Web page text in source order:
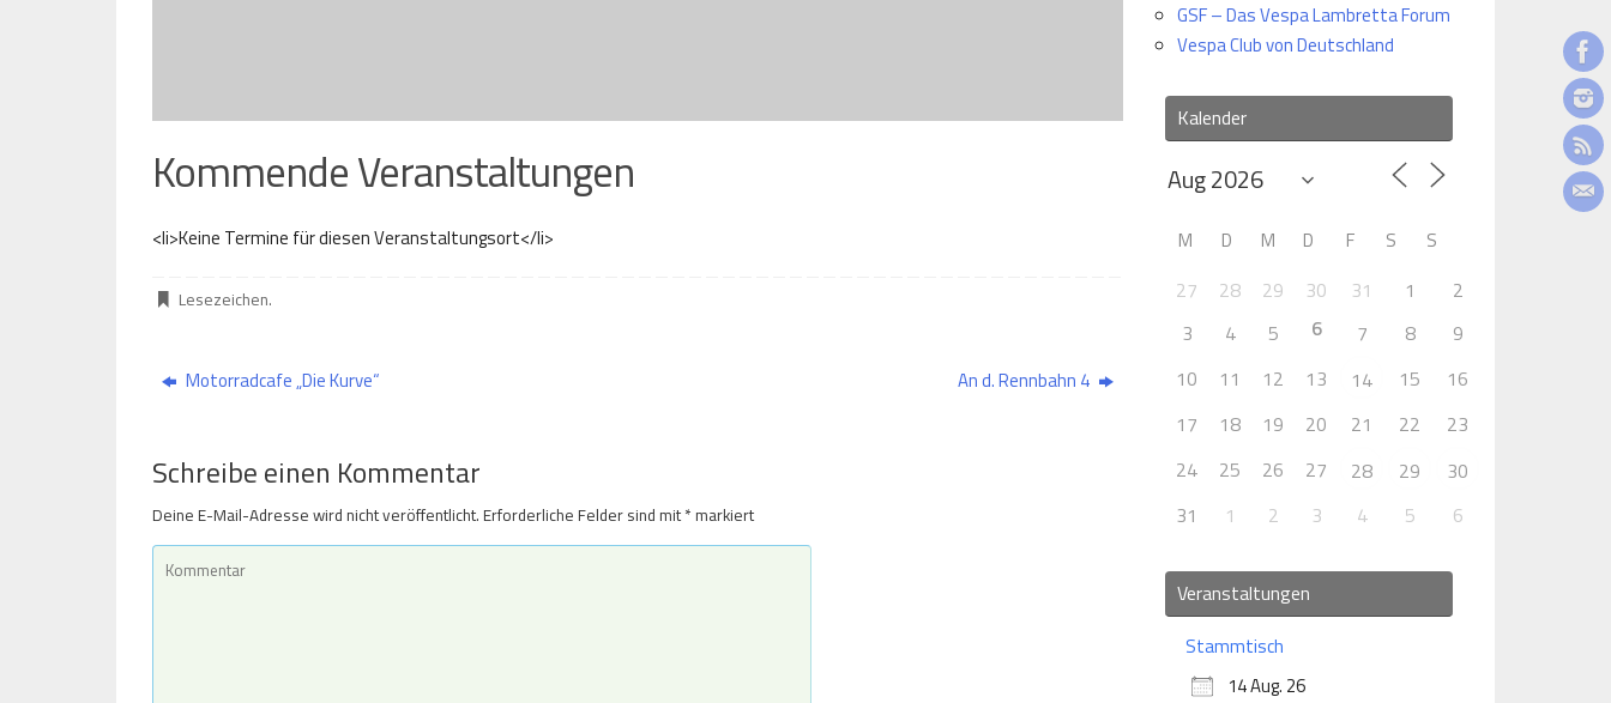
Kommende Veranstaltungen
<li>Keine Termine für diesen Veranstaltungsort</li>
Lesezeichen.
Motorradcafe „Die Kurve“ An d. Rennbahn 4
Schreibe einen Kommentar
Deine E-Mail-Adresse wird nicht veröffentlicht. Erforderliche Felder sind mit* markiert
GSF – Das Vespa Lambretta Forum
Vespa Club von Deutschland
Kalender
M D M D F S S
27 28 29 30 31 1
2
3
4 5 6 7 8
9
10
11 12 13 14 15
16
17
18 19 20 21 22
23
24
25 26 27 28 29
30
31
1 2 3 4 5 6
Veranstaltungen
Stammtisch
14 Aug. 26